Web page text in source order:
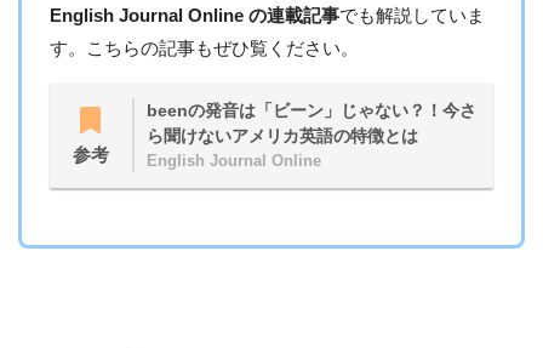
English Journal Online の連載記事でも解説していま
す。こちらの記事もぜひ覧ください。
参考
beenの発音は「ビーン」じゃない？！今さ
ら聞けないアメリカ英語の特徴とは
English Journal Online